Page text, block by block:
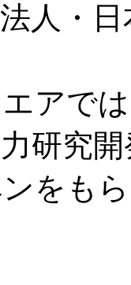
人・
アで
研究
をも